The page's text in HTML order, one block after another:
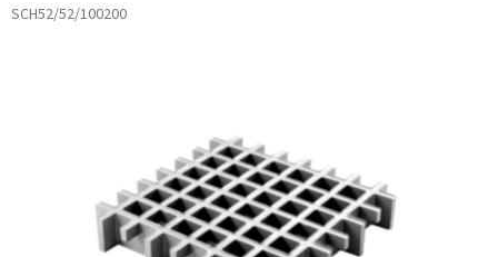
SCH52/52/100200